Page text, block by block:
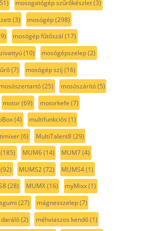
mosogatógép szűrőkészlet(3)
(3) mosógép(298)
mosógép fűtőszál (17)
(10) mosógépszelep(2)
(7) mosógép szíj (16)
mosószertartó(25) mosószárító(5)
motor(69) motorkefe (7)
(4) multifunkciós (1)
(6) MultiTalent8(29)
(185) MUM6(14) MUM7(4)
(92) MUMS2(72) MUMS4(1)
(28) MUMX(16) myMixx(1)
(27) mágnesszelep(7)
daráló(2) méhviaszos kendő(1)